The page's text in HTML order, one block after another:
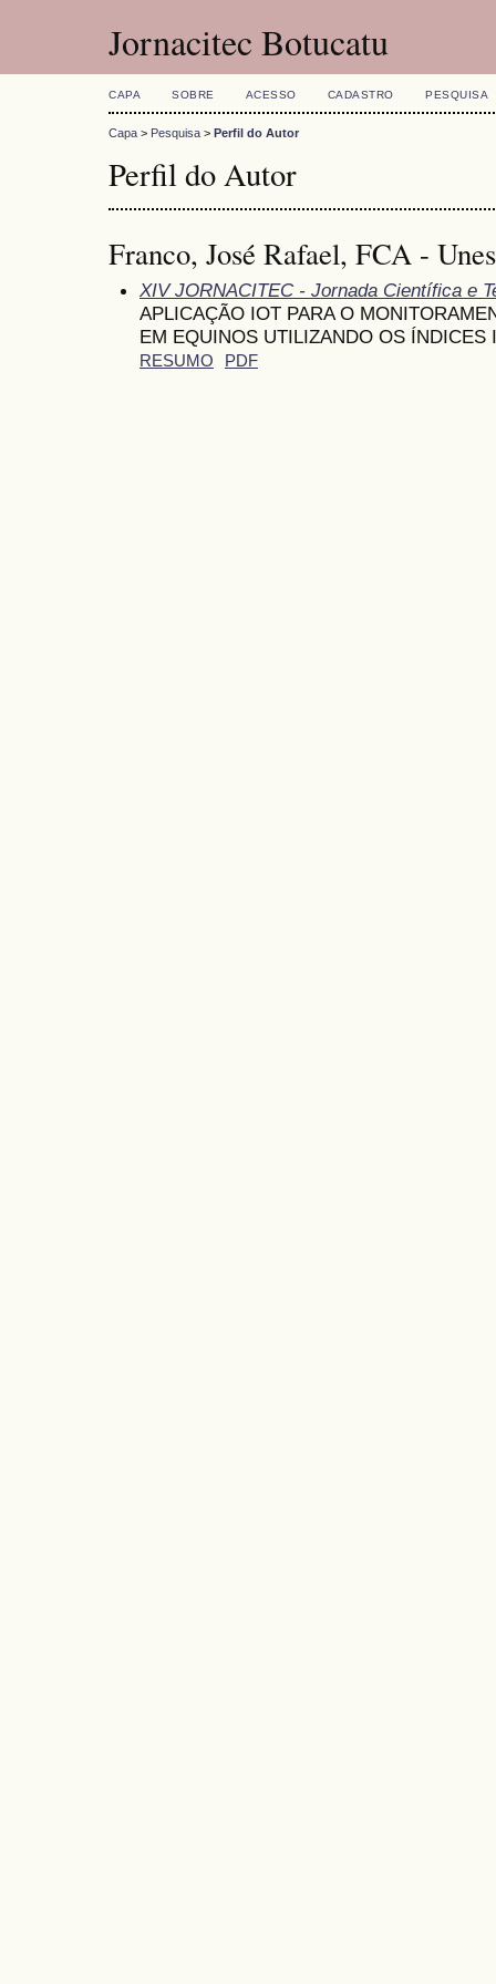
Jornacitec Botucatu
CAPA SOBRE ACESSO CADASTRO PESQUISA
Capa > Pesquisa > Perfil do Autor
Perfil do Autor
Franco, José Rafael, FCA -
XIV JORNACITEC - Jornada Científica e
APLICAÇÃO IOT PARA O
EM EQUINOS UTILIZANDO OS ÍNDICES
RESUMO PDF